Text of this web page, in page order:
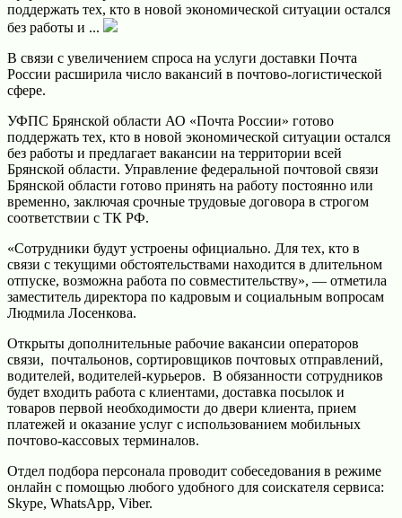
поддержать тех, кто в новой экономической ситуации остался
без работы и ...
В связи с увеличением спроса на услуги доставки Почта
России расширила число вакансий в почтово-логистической
сфере.
УФПС Брянской области АО «Почта России» готово
поддержать тех, кто в новой экономической ситуации остался
без работы и предлагает вакансии на территории всей
Брянской области. Управление федеральной почтовой связи
Брянской области готово принять на работу постоянно или
временно, заключая срочные трудовые договора в строгом
соответствии с ТК РФ.
«Сотрудники будут устроены официально. Для тех, кто в
связи с текущими обстоятельствами находится в длительном
отпуске, возможна работа по совместительству», — отметила
заместитель директора по кадровым и социальным вопросам
Людмила Лосенкова.
Открыты дополнительные рабочие вакансии операторов
связи, почтальонов, сортировщиков почтовых отправлений,
водителей, водителей-курьеров. В обязанности сотрудников
будет входить работа с клиентами, доставка посылок и
товаров первой необходимости до двери клиента, прием
платежей и оказание услуг с использованием мобильных
почтово-кассовых терминалов.
Отдел подбора персонала проводит собеседования в режиме
онлайн с помощью любого удобного для соискателя сервиса:
Skype, WhatsApp, Viber.